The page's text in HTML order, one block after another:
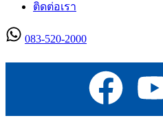
ติดต่อเรา
083-520-2000